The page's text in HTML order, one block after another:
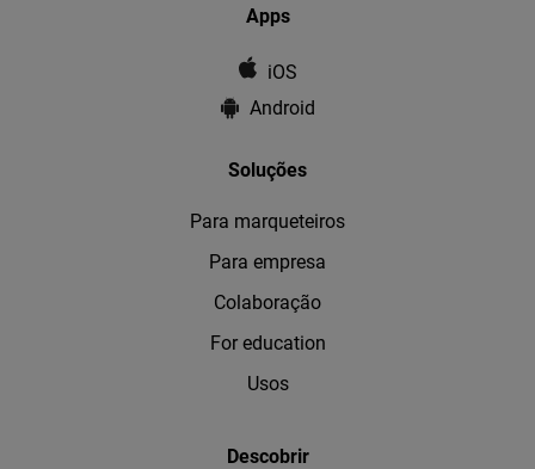
Apps
iOS
Android
Soluções
Para marqueteiros
Para empresa
Colaboração
For education
Usos
Descobrir